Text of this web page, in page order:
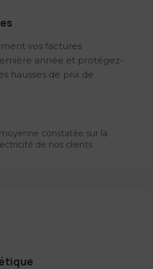
vos factures
année et protégez-
hausses de prix de
constatée sur la
de nos clients